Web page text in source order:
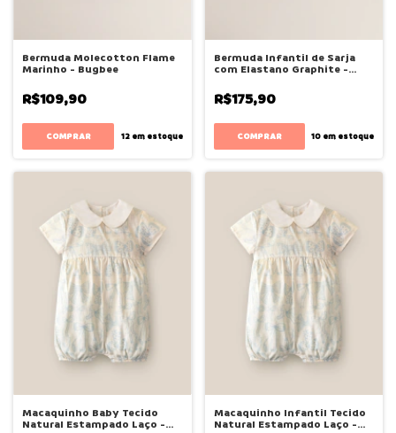
Bermuda Molecotton Flame
Marinho - Bugbee
R$109,90
COMPRAR 12em estoque
Bermuda Infantil de Sarja
com Elastano Graphite -
R$175,90
COMPRAR 10 em estoque
Macaquinho Baby Tecido
Natural Estampado Laço -
Macaquinho Infantil Tecido
Natural Estampado Laço -